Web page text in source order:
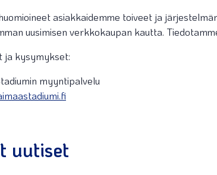
asiakkaidemme toiveet ja
uusimisen verkkokaupan kautta.
ja kysymykset:
myyntipalvelu
uutiset